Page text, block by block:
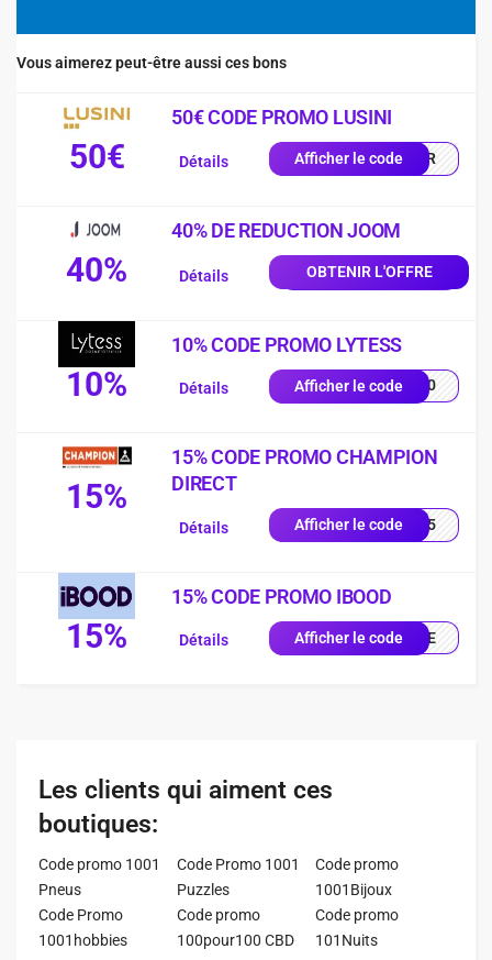
Vous aimerez peut-être aussi ces bons
50€
50€ CODE PROMO LUSINI
Afficher le code0-FR
Détails
40%
40% DE REDUCTION JOOM
OBTENIR L'OFFRE
Détails
10%
10% CODE PROMO LYTESS
Afficher le codeSS10
Détails
15%
15% CODE PROMO CHAMPION
DIRECT
Afficher le codeUE15
Détails
15%
15% CODE PROMO IBOOD
Afficher le codeIQUE
Détails
Les clients qui aiment ces
boutiques:
Code promo 1001
Pneus
Code Promo 1001
Puzzles
Code promo
1001Bijoux
Code Promo
1001hobbies
Code promo
100pour100 CBD
Code promo
101Nuits